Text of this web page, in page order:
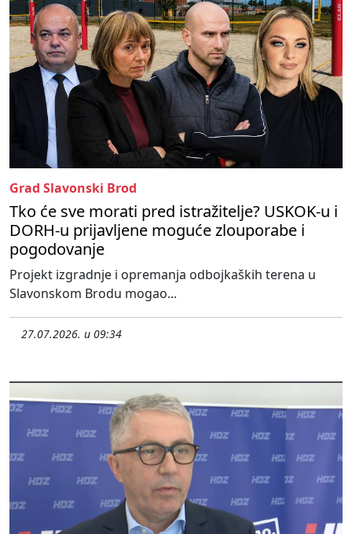
Grad Slavonski Brod
Tko će sve morati pred istražitelje? USKOK-u i
DORH-u prijavljene moguće zlouporabe i
pogodovanje
Projekt izgradnje i opremanja odbojkaških terena u
Slavonskom Brodu mogao...
27.07.2026. u 09:34